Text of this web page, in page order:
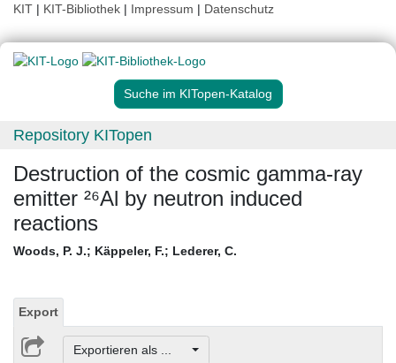
KIT | KIT-Bibliothek | Impressum | Datenschutz
Suche im KITopen-Katalog
Repository KITopen
Destruction of the cosmic gamma-ray
emitter ²⁶Al by neutron induced
reactions
Woods, P. J.; Käppeler, F.; Lederer, C.
Export
Exportieren als ...